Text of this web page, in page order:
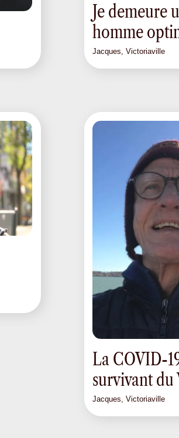
Je demeure
homme
Jacques, Victoriaville
La COVID-
survivant du
Jacques, Victoriaville